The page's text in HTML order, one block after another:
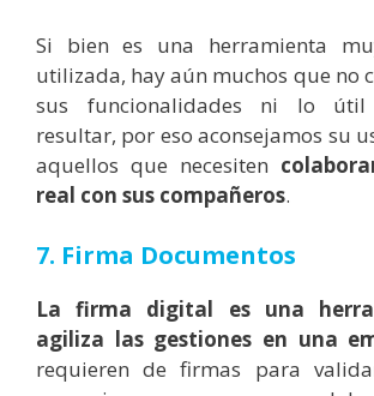
Si bien es una herramienta
utilizada, hay aún muchos que no
sus funcionalidades ni lo
resultar, por eso aconsejamos su
aquellos que necesiten
real con sus compañeros.
7. Firma Documentos
La firma digital es una
agiliza las gestiones en una
requieren de firmas para